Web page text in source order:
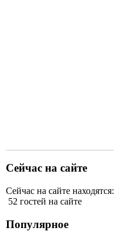
Сейчас на сайте
Сейчас на сайте находятся:
52 гостей на сайте
Популярное